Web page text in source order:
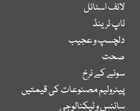
لائف اسٹائل
ٹاپ ٹرینڈ
دلچسپ و عجیب
صحت
سونے کے نرخ
پیٹرولیم مصنوعات کی قیمتیں
سائنس و ٹیکنالوجی